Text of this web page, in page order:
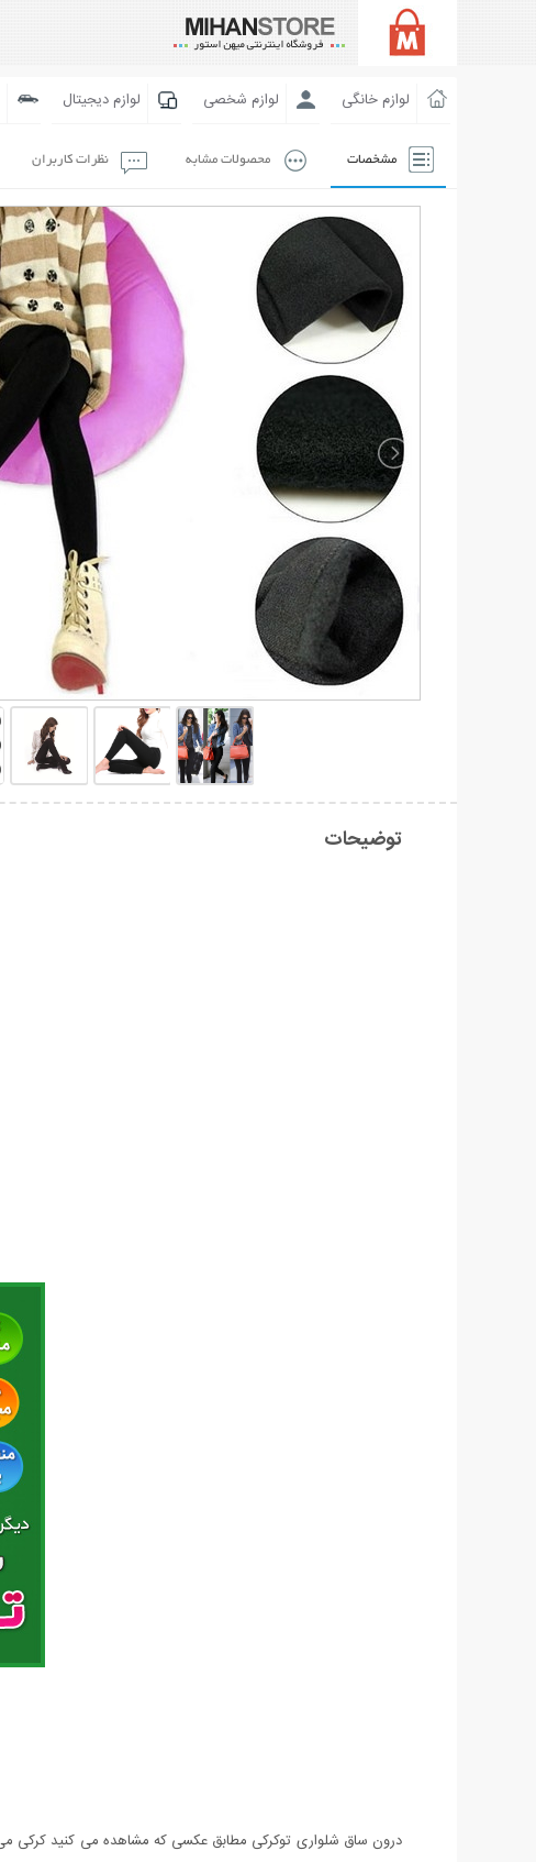
لوازم خانگی لوازم شخصی لوازم دیجیتال
مشخصات محصولات مشابه نظرات کاربران
توضیحات
درون ساق شلواری توکرکی مطابق عکسی که مشاهده می کنید کرکی می